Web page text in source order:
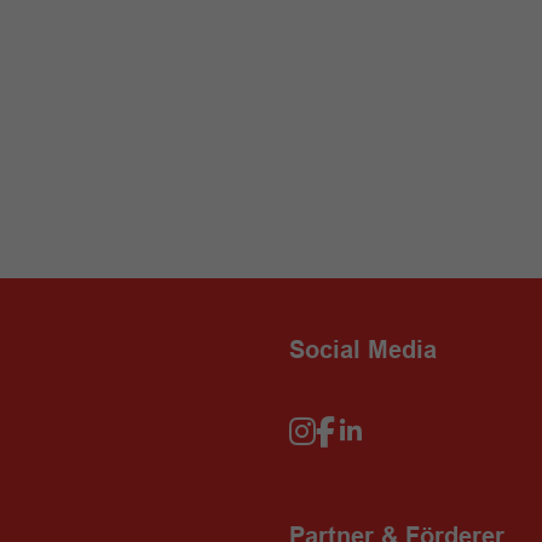
Social Media
Partner & Förderer